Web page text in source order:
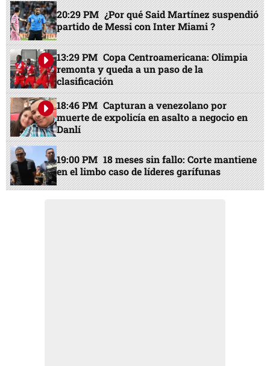
20:29 PM ¿Por qué Said Martínez suspendió
partido de Messi con Inter Miami ?
13:29 PM Copa Centroamericana: Olimpia
remonta y queda a un paso de la
clasificación
18:46 PM Capturan a venezolano por
muerte de expolicía en asalto a negocio en
Danlí
19:00 PM 18 meses sin fallo: Corte mantiene
en el limbo caso de líderes garífunas